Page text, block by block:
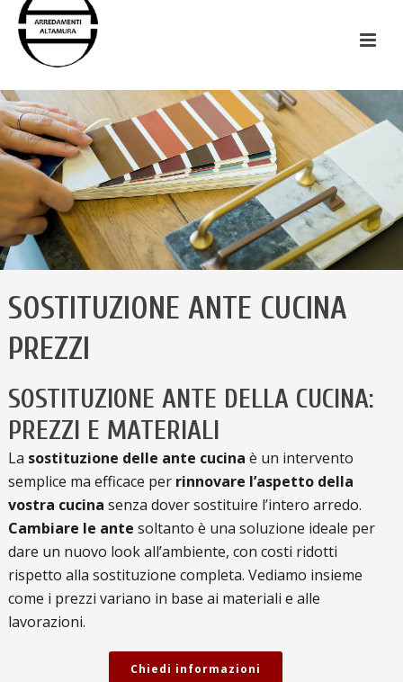
SOSTITUZIONE ANTE CUCINA
PREZZI
SOSTITUZIONE ANTE DELLA CUCINA:
PREZZI E MATERIALI
La sostituzione delle ante cucina è un intervento
semplice ma efficace per rinnovare l’aspetto della
vostra cucina senza dover sostituire l’intero arredo.
Cambiare le ante soltanto è una soluzione ideale per
dare un nuovo look all’ambiente, con costi ridotti
rispetto alla sostituzione completa. Vediamo insieme
come i prezzi variano in base ai materiali e alle
lavorazioni.
Chiedi informazioni